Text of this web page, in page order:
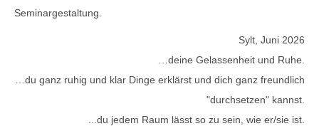
Seminargestaltung.
Sylt, Juni 2026
…deine Gelassenheit und Ruhe.
…du ganz ruhig und klar Dinge erklärst und dich ganz freundlich
"durchsetzen" kannst.
...du jedem Raum lässt so zu sein, wie er/sie ist.